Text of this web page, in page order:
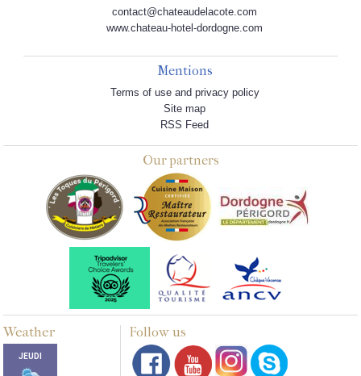
contact@chateaudelacote.com
www.chateau-hotel-dordogne.com
Mentions
Terms of use and privacy policy
Site map
RSS Feed
Our partners
Weather Follow us